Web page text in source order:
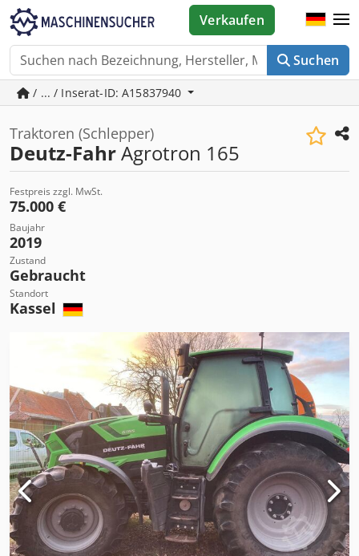
Suchen
Verkaufen
/ ... / Inserat-ID: A15837940
Traktoren (Schlepper)
Deutz-FahrAgrotron 165
Festpreis zzgl. MwSt.
75.000 €
Baujahr
2019
Zustand
Gebraucht
Standort
Kassel